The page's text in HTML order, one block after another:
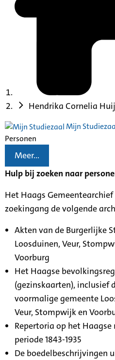
Hendrika Cornelia
Mijn
Personen
Meer...
Hulp bij zoeken naar
Het Haags
zoekingang de volgende
Akten van de Burgerlijke
Loosduinen, Veur,
Voorburg
Het Haagse
(gezinskaarten), inclusief
voormalige gemeente
Veur, Stompwijk en
Repertoria op het
periode 1843-1935
De boedelbeschrijvingen